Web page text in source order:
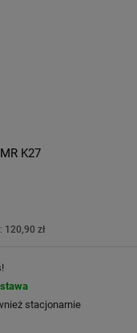
MR K27
120,90 zł
stacjonarnie